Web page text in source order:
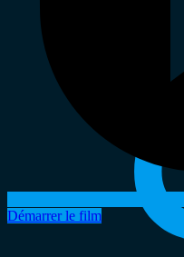
Démarrer le film